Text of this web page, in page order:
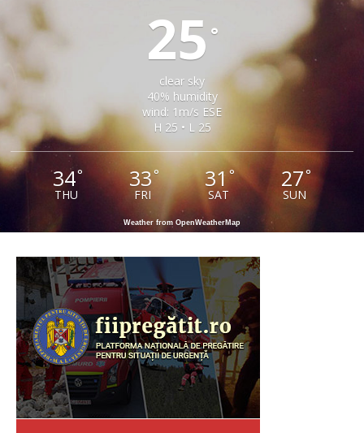
25 °
clear sky
40% humidity
wind: 1m/s ESE
H 25 • L 25
34°
THU
33°
FRI
31°
SAT
27°
SUN
Weather from OpenWeatherMap